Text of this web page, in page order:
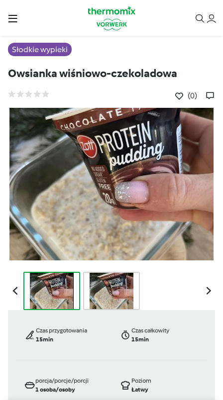
Słodkie wypieki
Owsianka wiśniowo-czekoladowa
(0)
Czas przygotowania
15min
Czas całkowity
15min
porcja/porcje/porcji
1osoba/osoby
Poziom
Łatwy